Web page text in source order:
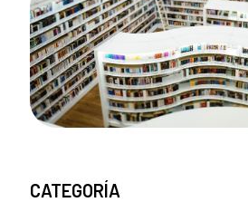
CATEGORÍA